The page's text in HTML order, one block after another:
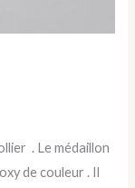
. Le médaillon
de couleur . Il